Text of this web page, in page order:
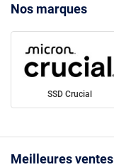
Nos marques
SSD Crucial
Meilleures ventes